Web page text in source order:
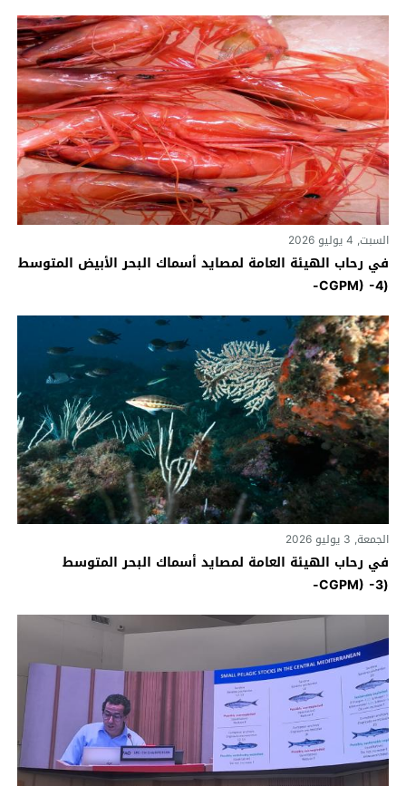
السبت, 4 يوليو 2026
في رحاب الهيئة العامة لمصايد أسماك البحر الأبيض المتوسط
(CGPM) -4-
الجمعة, 3 يوليو 2026
في رحاب الهيئة العامة لمصايد أسماك البحر المتوسط
(CGPM) -3-